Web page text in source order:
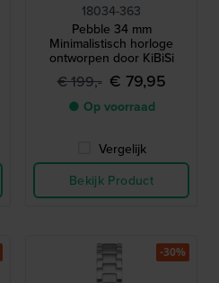
18034-363
Pebble 34 mm
Minimalistisch horloge
ontworpen door KiBiSi
€ 199,- € 79,95
● Op voorraad
Vergelijk
Bekijk Product
-30%